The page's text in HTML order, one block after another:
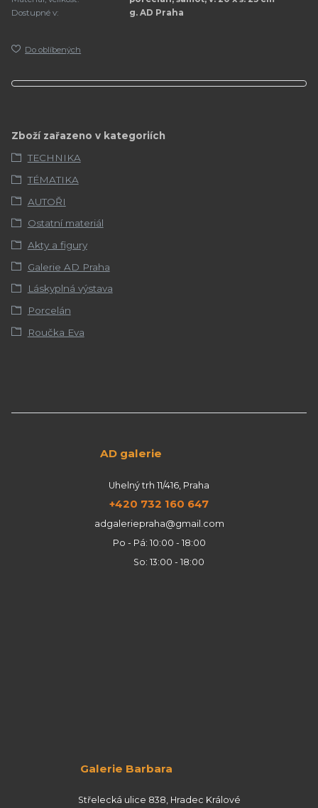
Dostupné v:
g. AD Praha
Do oblíbených
Zboží zařazeno v kategoriích
TECHNIKA
TÉMATIKA
AUTOŘI
Ostatní materiál
Akty a figury
Galerie AD Praha
Láskyplná výstava
Porcelán
Roučka Eva
AD galerie
Uhelný trh 11/416, Praha
+420 732 160 647
adgaleriepraha@gmail.com
Po - Pá: 10:00 - 18:00
So: 13:00 - 18:00
Galerie Barbara
Střelecká ulice 838, Hradec Králové